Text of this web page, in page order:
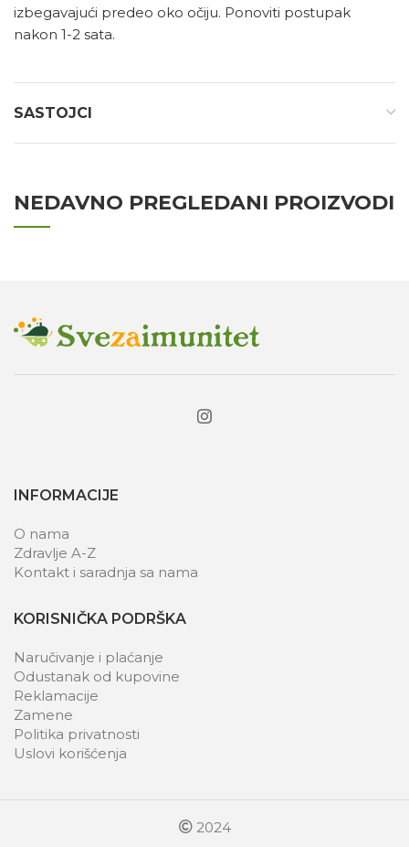
izbegavajući predeo oko očiju. Ponoviti postupak
nakon 1-2 sata.
SASTOJCI
NEDAVNO PREGLEDANI PROIZVODI
INFORMACIJE
O nama
Zdravlje A-Z
Kontakt i saradnja sa nama
KORISNIČKA PODRŠKA
Naručivanje i plaćanje
Odustanak od kupovine
Reklamacije
Zamene
Politika privatnosti
Uslovi korišćenja
2024